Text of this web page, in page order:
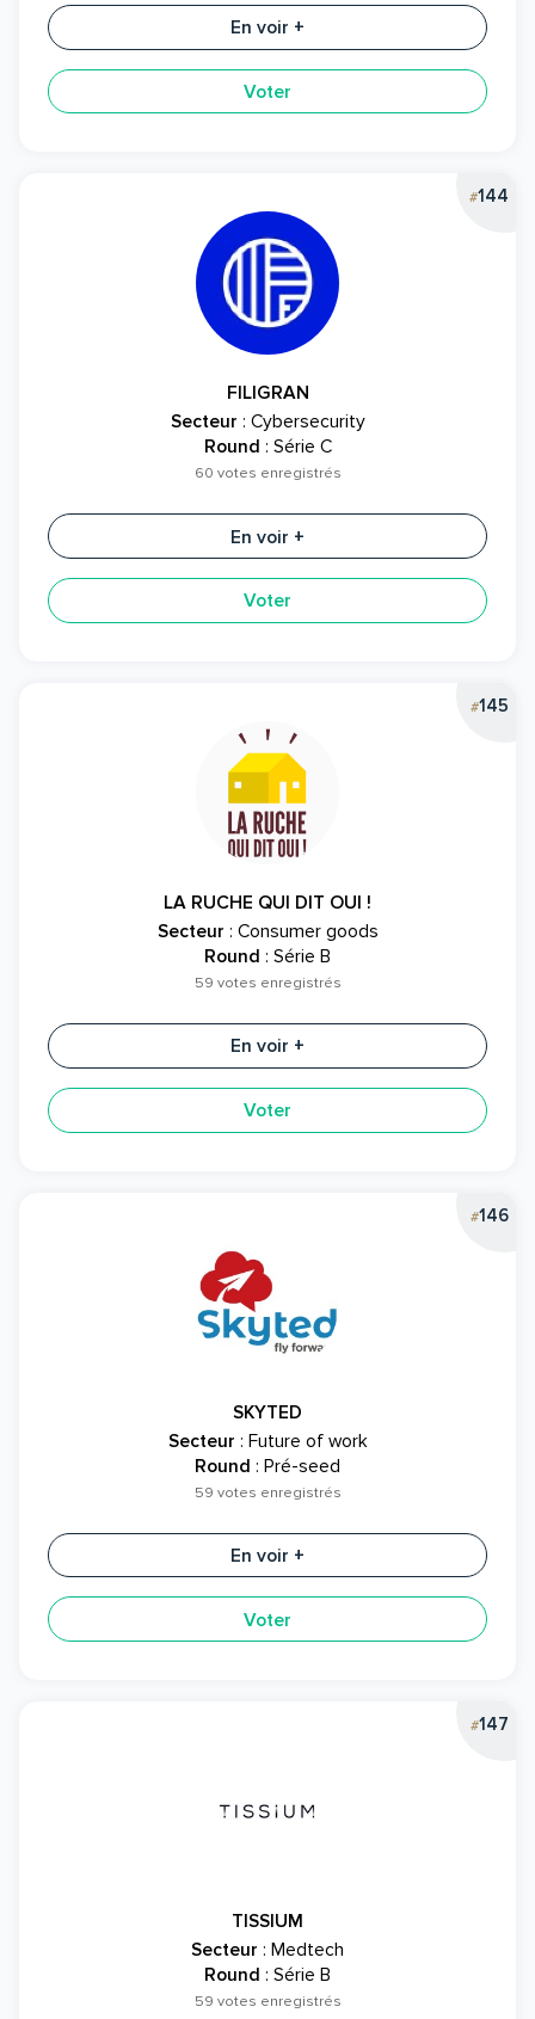
En voir +
Voter
#144
FILIGRAN
Secteur : Cybersecurity
Round : Série C
60 votes enregistrés
En voir +
Voter
#145
LA RUCHE QUI DIT OUI !
Secteur : Consumer goods
Round : Série B
59 votes enregistrés
En voir +
Voter
#146
SKYTED
Secteur : Future of work
Round : Pré-seed
59 votes enregistrés
En voir +
Voter
#147
TISSIUM
Secteur : Medtech
Round : Série B
59 votes enregistrés